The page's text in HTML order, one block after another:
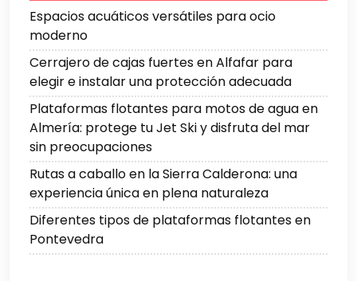
Espacios acuáticos versátiles para ocio
moderno
Cerrajero de cajas fuertes en Alfafar para
elegir e instalar una protección adecuada
Plataformas flotantes para motos de agua en
Almería: protege tu Jet Ski y disfruta del mar
sin preocupaciones
Rutas a caballo en la Sierra Calderona: una
experiencia única en plena naturaleza
Diferentes tipos de plataformas flotantes en
Pontevedra